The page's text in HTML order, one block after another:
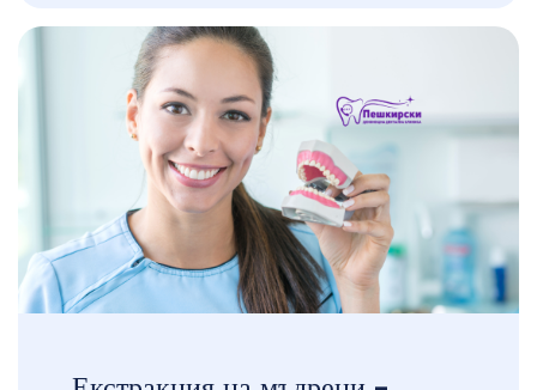
през уикенда или точно преди важен
ангажимент. Когато болката в зъба стане
нетърпима, нашият екип е насреща
денонощно, за да я облекчи бързо и да […]